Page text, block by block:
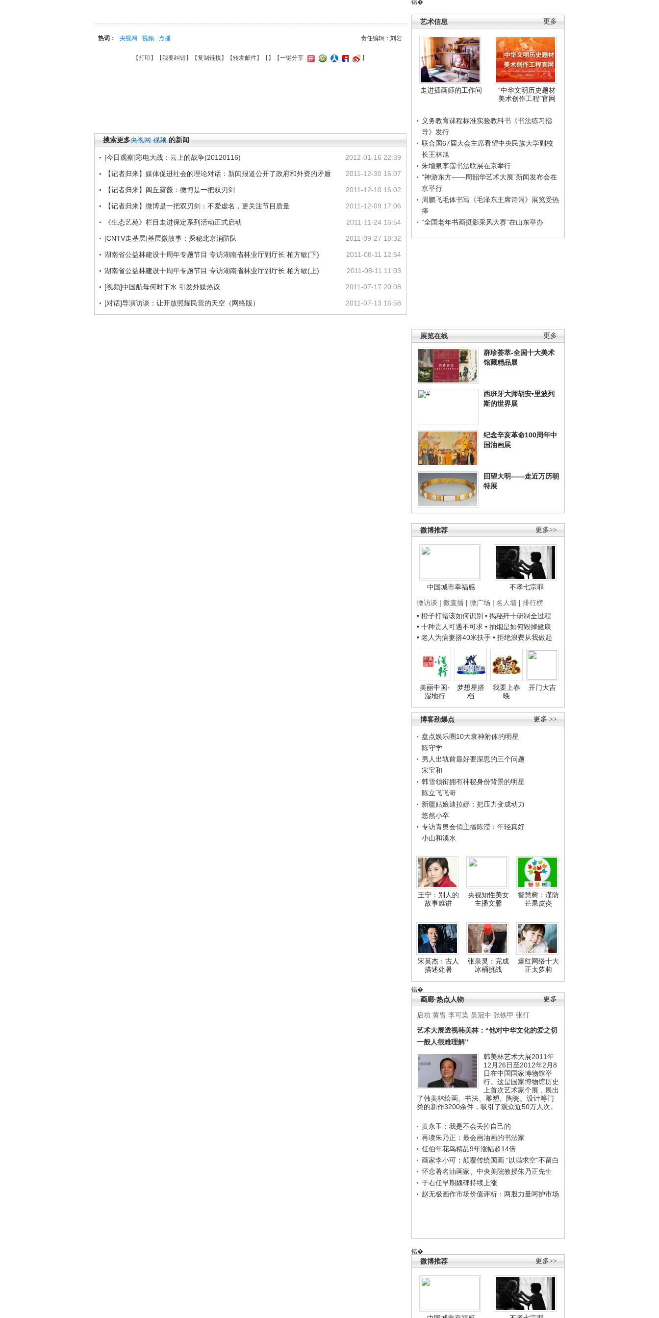
锘�
更多
艺术信息
走进插画师的工作间
“中华文明历史题材
美术创作工程”官网
义务教育课程标准实验教科书《书法练习指
导》发行
联合国67届大会主席看望中央民族大学副校
长王林旭
朱增泉李霑书法联展在京举行
“神游东方——周韶华艺术大展”新闻发布会在
京举行
周鹏飞毛体书写《毛泽东主席诗词》展览受热
捧
“全国老年书画摄影采风大赛”在山东举办
更多
展览在线
群珍荟萃-全国十大美术
馆藏精品展
西班牙大师胡安•里波列
斯的世界展
纪念辛亥革命100周年中
国油画展
回望大明——走近万历朝
特展
更多>>
微博推荐
中国城市幸福感
不孝七宗罪
微访谈 | 微直播 | 微广场 | 名人墙 | 排行榜
• 橙子打蜡该如何识别 • 揭秘歼十研制全过程
• 十种贵人可遇不可求 • 抽烟是如何毁掉健康
• 老人为病妻搭40米扶手 • 拒绝浪费从我做起
美丽中国·
湿地行
梦想星搭
档
我要上春
晚
开门大吉
更多 >>
博客劲爆点
盘点娱乐圈10大衰神附体的明星
陈守学
男人出轨前最好要深思的三个问题
宋宝和
韩雪领衔拥有神秘身份背景的明星
陈立飞飞哥
新疆姑娘迪拉娜：把压力变成动力
悠然小卒
专访青奥会俏主播陈滢：年轻真好
小山和溪水
王宁：别人的
故事难讲
央视知性美女
主播文馨
智慧树：谨防
芒果皮炎
宋英杰：古人
描述处暑
张泉灵：完成
冰桶挑战
爆红网络十大
正太萝莉
锘�
更多
画廊·热点人物
启功 黄胄 李可染 吴冠中 张铁甲 张仃
艺术大展透视韩美林：“他对中华文化的爱之切
一般人很难理解”
韩美林艺术大展2011年
12月26日至2012年2月8
日在中国国家博物馆举
行。这是国家博物馆历史
上首次艺术家个展，展出
了韩美林绘画、书法、雕塑、陶瓷、设计等门
类的新作3200余件，吸引了观众近50万人次。
黄永玉：我是不会丢掉自己的
再读朱乃正：最会画油画的书法家
任伯年花鸟精品9年涨幅超14倍
画家李小可：颠覆传统国画 “以满求空”不留白
怀念著名油画家、中央美院教授朱乃正先生
于右任早期魏碑持续上涨
赵无极画作市场价值评析：两股力量呵护市场
锘�
更多>>
微博推荐
责任编辑：刘岩
热词： 央视网 视频 点播
【打印 】【我要纠错】【复制链接】【转发邮件】【 】 【一键分享 】
搜索更多央视网 视频 的新闻
2012-01-16 22:39
[今日观察]彩电大战：云上的战争(20120116)
2011-12-30 16:07
【记者归来】媒体促进社会的理论对话：新闻报道公开了政府和外资的矛盾
2011-12-10 16:02
【记者归来】闾丘露薇：微博是一把双刃剑
2011-12-09 17:06
【记者归来】微博是一把双刃剑：不爱虚名，更关注节目质量
2011-11-24 16:54
《生态艺苑》栏目走进保定系列活动正式启动
2011-09-27 18:32
[CNTV走基层]基层微故事：探秘北京消防队
2011-08-11 12:54
湖南省公益林建设十周年专题节目 专访湖南省林业厅副厅长 柏方敏(下)
2011-08-11 11:03
湖南省公益林建设十周年专题节目 专访湖南省林业厅副厅长 柏方敏(上)
2011-07-17 20:08
[视频]中国航母何时下水 引发外媒热议
2011-07-13 16:58
[对话]导演访谈：让开放照耀民营的天空（网络版）